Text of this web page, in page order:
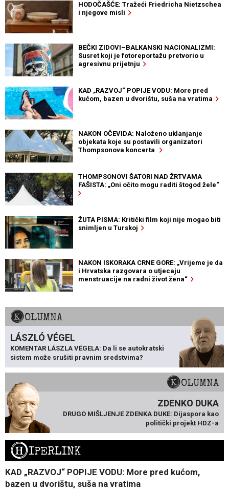
HODOČAŠĆE: Tražeći Friedricha Nietzschea
i njegove misli
BEČKI ZIDOVI–BALKANSKI NACIONALIZMI:
Susret koji je fotoreportažu pretvorio u
agresivnu prijetnju
KAD „RAZVOJ“ POPIJE VODU: More pred
kućom, bazen u dvorištu, suša na vratima
NAKON OČEVIDA: Naloženo uklanjanje
objekata koje su postavili organizatori
Thompsonova koncerta
THOMPSONOVI ŠATORI NAD ŽRTVAMA
FAŠISTA: „Oni očito mogu raditi štogod žele“
ŽUTA PISMA: Kritički film koji nije mogao biti
snimljen u Turskoj
NAKON ISKORAKA CRNE GORE: „Vrijeme je da
i Hrvatska razgovara o utjecaju
menstruacije na radni život žena“
KOLUMNA
LÁSZLÓ VÉGEL
KOMENTAR LÁSZLA VÉGELA: Da li se autokratski
sistem može srušiti pravnim sredstvima?
KOLUMNA
ZDENKO DUKA
DRUGO MIŠLJENJE ZDENKA DUKE: Dijaspora kao
politički projekt HDZ-a
HIPERLINK
KAD „RAZVOJ“ POPIJE VODU: More pred kućom,
bazen u dvorištu, suša na vratima